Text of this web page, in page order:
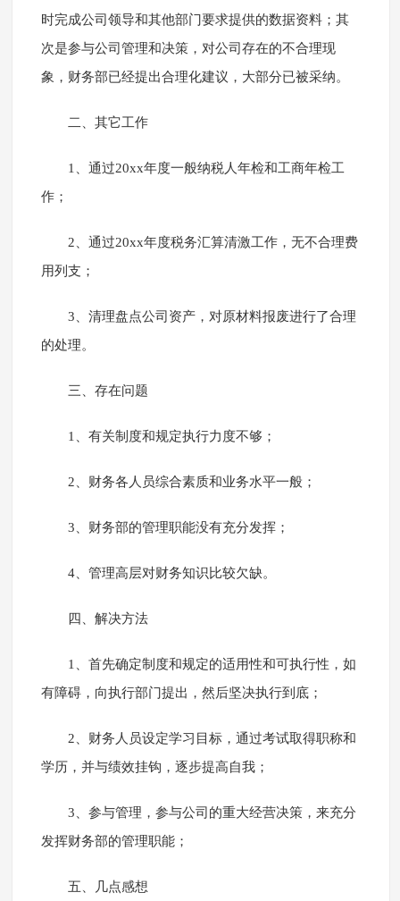
时完成公司领导和其他部门要求提供的数据资料；其
次是参与公司管理和决策，对公司存在的不合理现
象，财务部已经提出合理化建议，大部分已被采纳。
二、其它工作
1、通过20xx年度一般纳税人年检和工商年检工
作；
2、通过20xx年度税务汇算清激工作，无不合理费
用列支；
3、清理盘点公司资产，对原材料报废进行了合理
的处理。
三、存在问题
1、有关制度和规定执行力度不够；
2、财务各人员综合素质和业务水平一般；
3、财务部的管理职能没有充分发挥；
4、管理高层对财务知识比较欠缺。
四、解决方法
1、首先确定制度和规定的适用性和可执行性，如
有障碍，向执行部门提出，然后坚决执行到底；
2、财务人员设定学习目标，通过考试取得职称和
学历，并与绩效挂钩，逐步提高自我；
3、参与管理，参与公司的重大经营决策，来充分
发挥财务部的管理职能；
五、几点感想